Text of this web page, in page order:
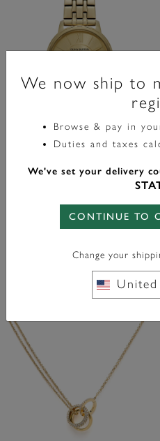
Montre-Bracelet Westbourne
AJOUTER AU PANIER
We now ship to
Browse & pay in
Duties and taxes
We've set your delivery
CONTINUE TO
Change your
United